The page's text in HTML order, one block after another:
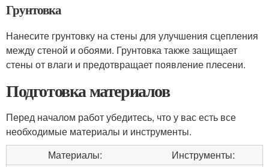
Грунтовка
Нанесите грунтовку на стены для улучшения сцепления
между стеной и обоями. Грунтовка также защищает
стены от влаги и предотвращает появление плесени.
Подготовка материалов
Перед началом работ убедитесь, что у вас есть все
необходимые материалы и инструменты.
Материалы:
Инструменты: